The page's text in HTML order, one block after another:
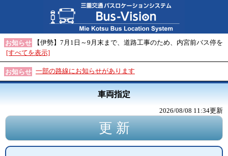
お知らせ
【伊勢】7月1日～9月末まで、道路工事のため、内宮前バス停を
[すべてを表示]
お知らせ 一部の路線にお知らせがあります
車両指定
2026/08/08 11:34更新